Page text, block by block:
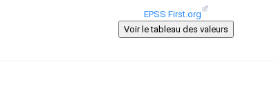
EPSS First.org